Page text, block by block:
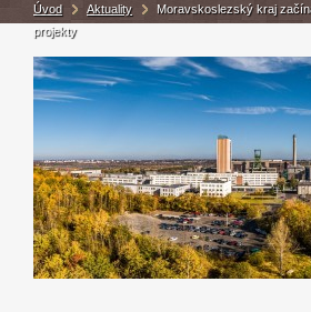
Úvod Aktuality
Moravskoslezský kraj
projekty